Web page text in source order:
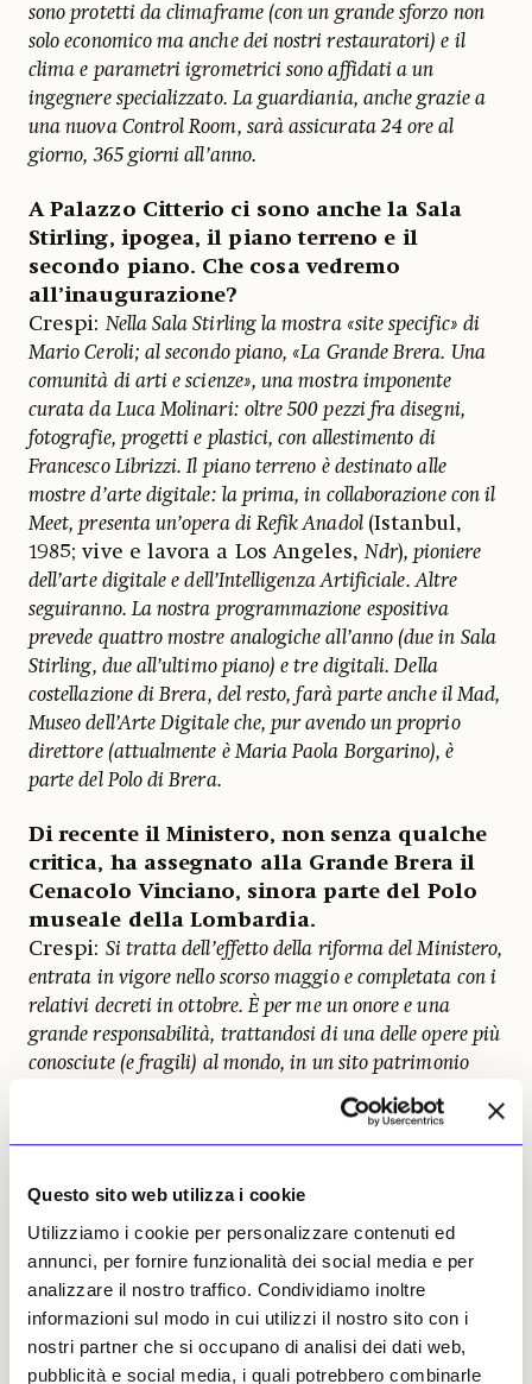
Questo sito web utilizza i cookie
Utilizziamo i cookie per personalizzare contenuti ed
annunci, per fornire funzionalità dei social media e per
analizzare il nostro traffico. Condividiamo inoltre
informazioni sul modo in cui utilizzi il nostro sito con i
nostri partner che si occupano di analisi dei dati web,
pubblicità e social media, i quali potrebbero combinarle
sono protetti da climaframe (con un grande sforzo non
solo economico ma anche dei nostri restauratori) e il
clima e parametri igrometrici sono affidati a un
ingegnere specializzato. La guardiania, anche grazie a
una nuova Control Room, sarà assicurata 24 ore al
giorno, 365 giorni all’anno.
A Palazzo Citterio ci sono anche la Sala
Stirling, ipogea, il piano terreno e il
secondo piano. Che cosa vedremo
all’inaugurazione?
Crespi:Nella Sala Stirling la mostra «site specific» di
Mario Ceroli; al secondo piano, «La Grande Brera. Una
comunità di arti e scienze», una mostra imponente
curata da Luca Molinari: oltre 500 pezzi fra disegni,
fotografie, progetti e plastici, con allestimento di
Francesco Librizzi. Il piano terreno è destinato alle
mostre d’arte digitale: la prima, in collaborazione con il
Meet, presenta un’opera di Refik Anadol (Istanbul,
1985; vive e lavora a Los Angeles,Ndr), pioniere
dell’arte digitale e dell’Intelligenza Artificiale. Altre
seguiranno. La nostra programmazione espositiva
prevede quattro mostre analogiche all’anno (due in Sala
Stirling, due all’ultimo piano) e tre digitali. Della
costellazione di Brera, del resto, farà parte anche il Mad,
Museo dell’Arte Digitale che, pur avendo un proprio
direttore (attualmente è Maria Paola Borgarino), è
parte del Polo di Brera.
Di recente il Ministero, non senza qualche
critica, ha assegnato alla Grande Brera il
Cenacolo Vinciano, sinora parte del Polo
museale della Lombardia.
Crespi: Si tratta dell’effetto della riforma del Ministero,
entrata in vigore nello scorso maggio e completata con i
relativi decreti in ottobre. È per me un onore e una
grande responsabilità, trattandosi di una delle opere più
conosciute (e fragili) al mondo, in un sito patrimonio
dell’umanità. Ma la ratio (oltre che storica, essendo il
Cenacolo già stato nell’alveo di Brera) è la creazione di
un Polo museale che quota oltre un milione di visitatori e
seppure con numeri inferiori, a quello degli Uffizi o del
Parco Archeologico del Colosseo. Mio primo obiettivo è
dunque migliorare le performance, dal momento che i
Musei autonomi hanno dimostrato di poter raggiungere
risultati migliori delle passate gestioni, sia in termini di
ricavi sia, soprattutto, in termini di standard
conservativi.